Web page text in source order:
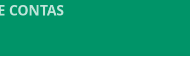
CONTAS